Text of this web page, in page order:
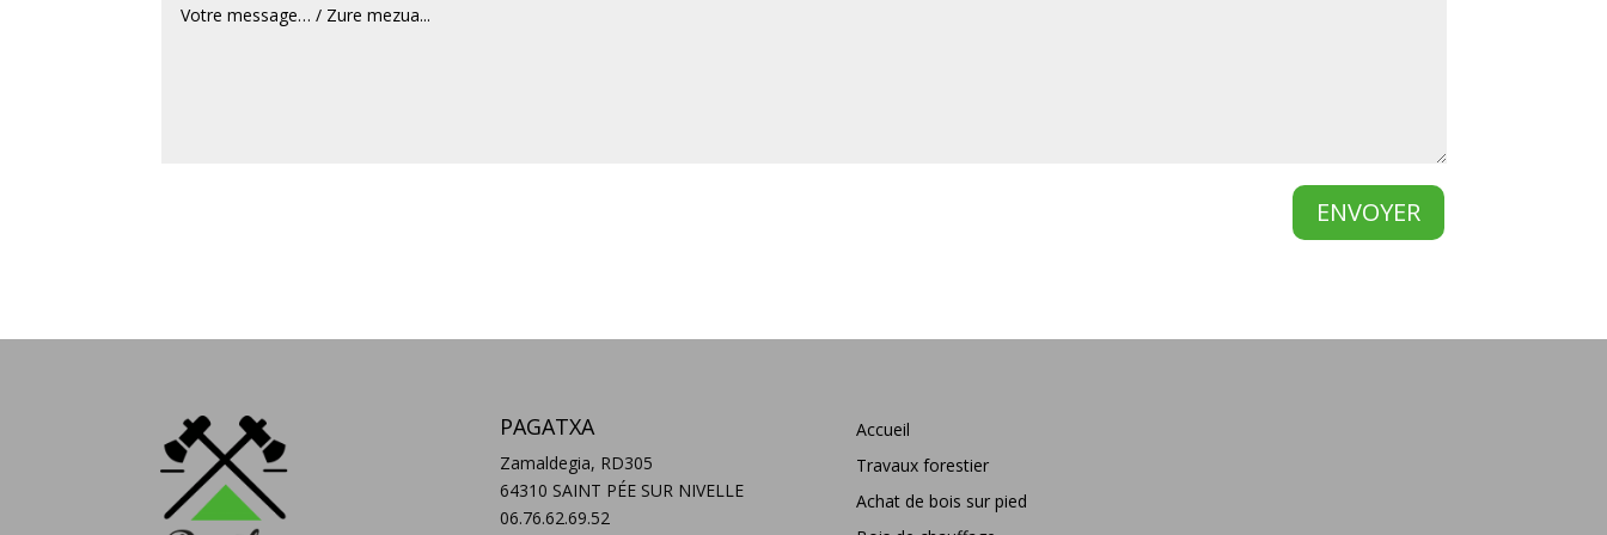
ENVOYER
PAGATXA
Zamaldegia, RD305
64310 SAINT PÉE SUR NIVELLE
06.76.62.69.52
Accueil
Travaux forestier
Achat de bois sur pied